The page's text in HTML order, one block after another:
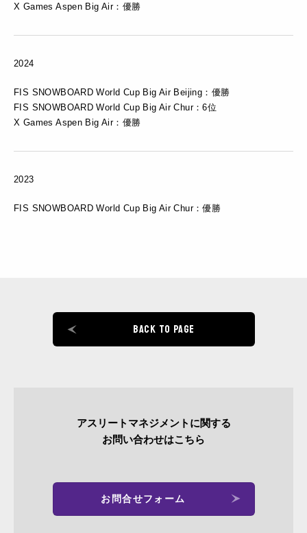
X Games Aspen Big Air：優勝
2024
FIS SNOWBOARD World Cup Big Air Beijing：優勝
FIS SNOWBOARD World Cup Big Air Chur：6位
X Games Aspen Big Air：優勝
2023
FIS SNOWBOARD World Cup Big Air Chur：優勝
BACK TO PAGE
アスリートマネジメントに関する
お問い合わせはこちら
お問合せフォーム